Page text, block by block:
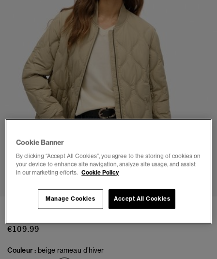
1 2 3 4 5 6 7 8
Veste Matelassée Courte
€109.99
Couleur : beige rameau d’hiver
Cookie Banner
By clicking “Accept All Cookies”, you agree to the storing of cookies on
your device to enhance site navigation, analyze site usage, and assist
in our marketing efforts. Cookie Policy
Accept All Cookies
Manage Cookies